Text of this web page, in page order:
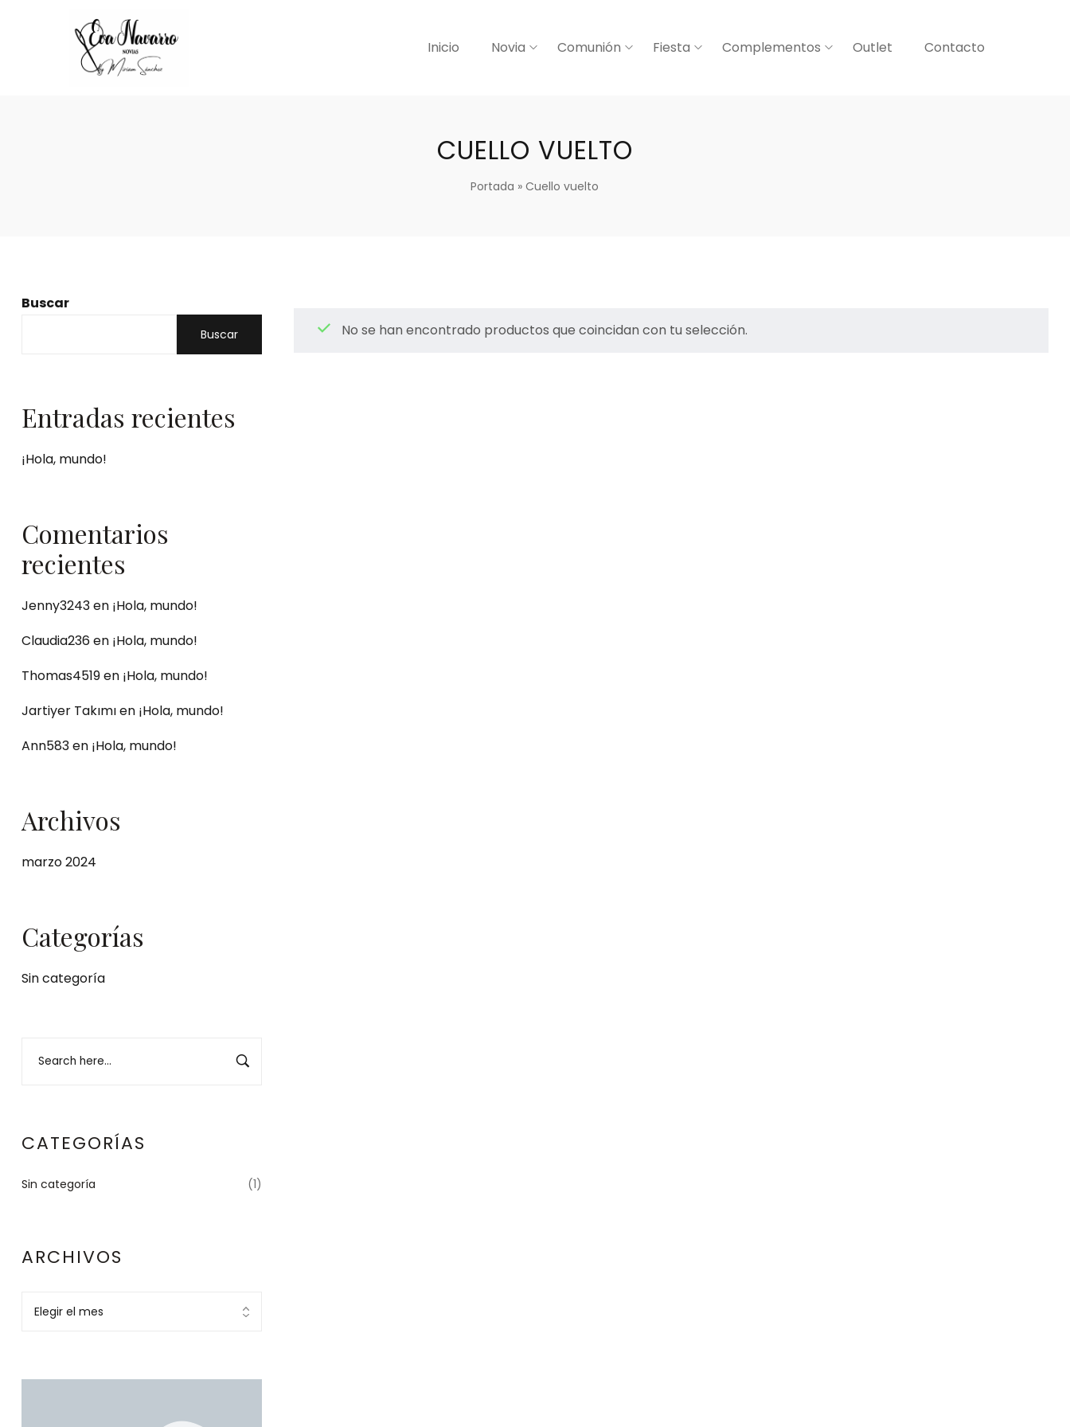
Inicio Novia Comunión Fiesta Complementos Outlet Contacto
CUELLO VUELTO
Portada »Cuello vuelto
Buscar
Buscar
Entradas recientes
¡Hola, mundo!
Comentarios
recientes
Jenny3243en ¡Hola, mundo!
Claudia236en ¡Hola, mundo!
Thomas4519en ¡Hola, mundo!
Jartiyer Takımıen ¡Hola, mundo!
Ann583en ¡Hola, mundo!
Archivos
marzo 2024
Categorías
Sin categoría
CATEGORÍAS
Sin categoría (1)
ARCHIVOS
No se han encontrado productos que coincidan con tu selección.